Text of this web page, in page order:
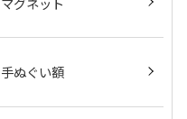
手ぬぐい額